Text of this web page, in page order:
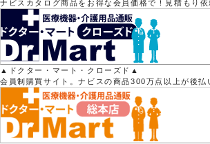
ナビスカタログ商品をお得な会員価格で！見積もり
▲ドクター・マート・クローズド▲
会員制購買サイト。ナビスの商品300万点以上が後払